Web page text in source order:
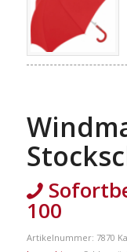
100
Artikelnummer: 7870